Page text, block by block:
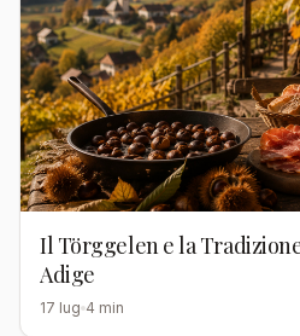
Il Törggelen e la
Adige
17 lug 4 min